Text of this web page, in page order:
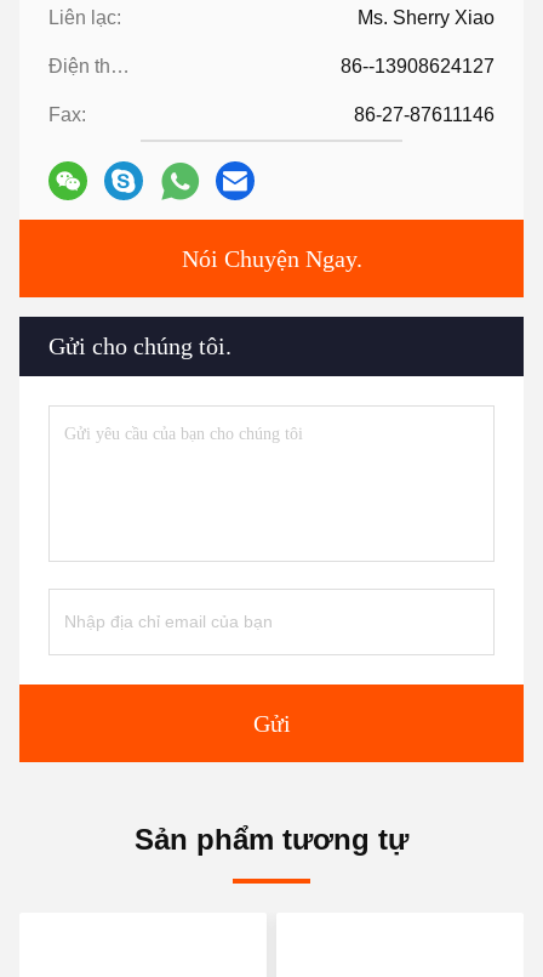
Liên lạc: Ms. Sherry Xiao
Điện thoại: 86--13908624127
Fax: 86-27-87611146
Nói Chuyện Ngay.
Gửi cho chúng tôi.
Gửi
Sản phẩm tương tự